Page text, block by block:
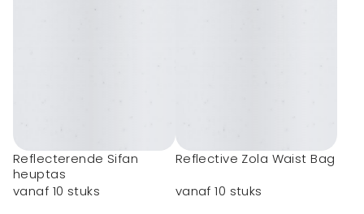
Reflecterende Sifan
heuptas
vanaf 10 stuks
Reflective Zola Waist Bag
vanaf 10 stuks